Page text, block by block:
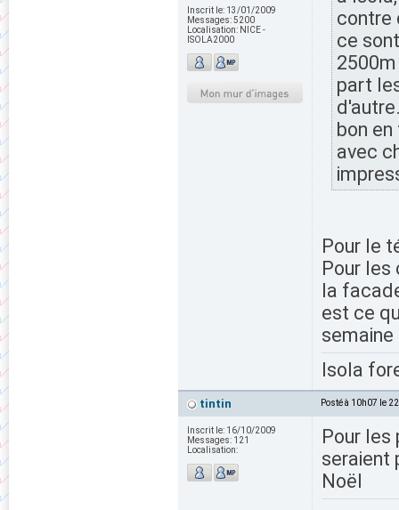
Inscrit le: 13/01/2009
Messages:5200
Localisation: NICE -
ISOLA2000
contre
ce
part
bon
avec
Pour le
Pour les
la
est ce
Isola
tintin Posté à 10h07 le
Inscrit le: 16/10/2009
Messages: 121
Localisation:
Pour les
seraient
Noël